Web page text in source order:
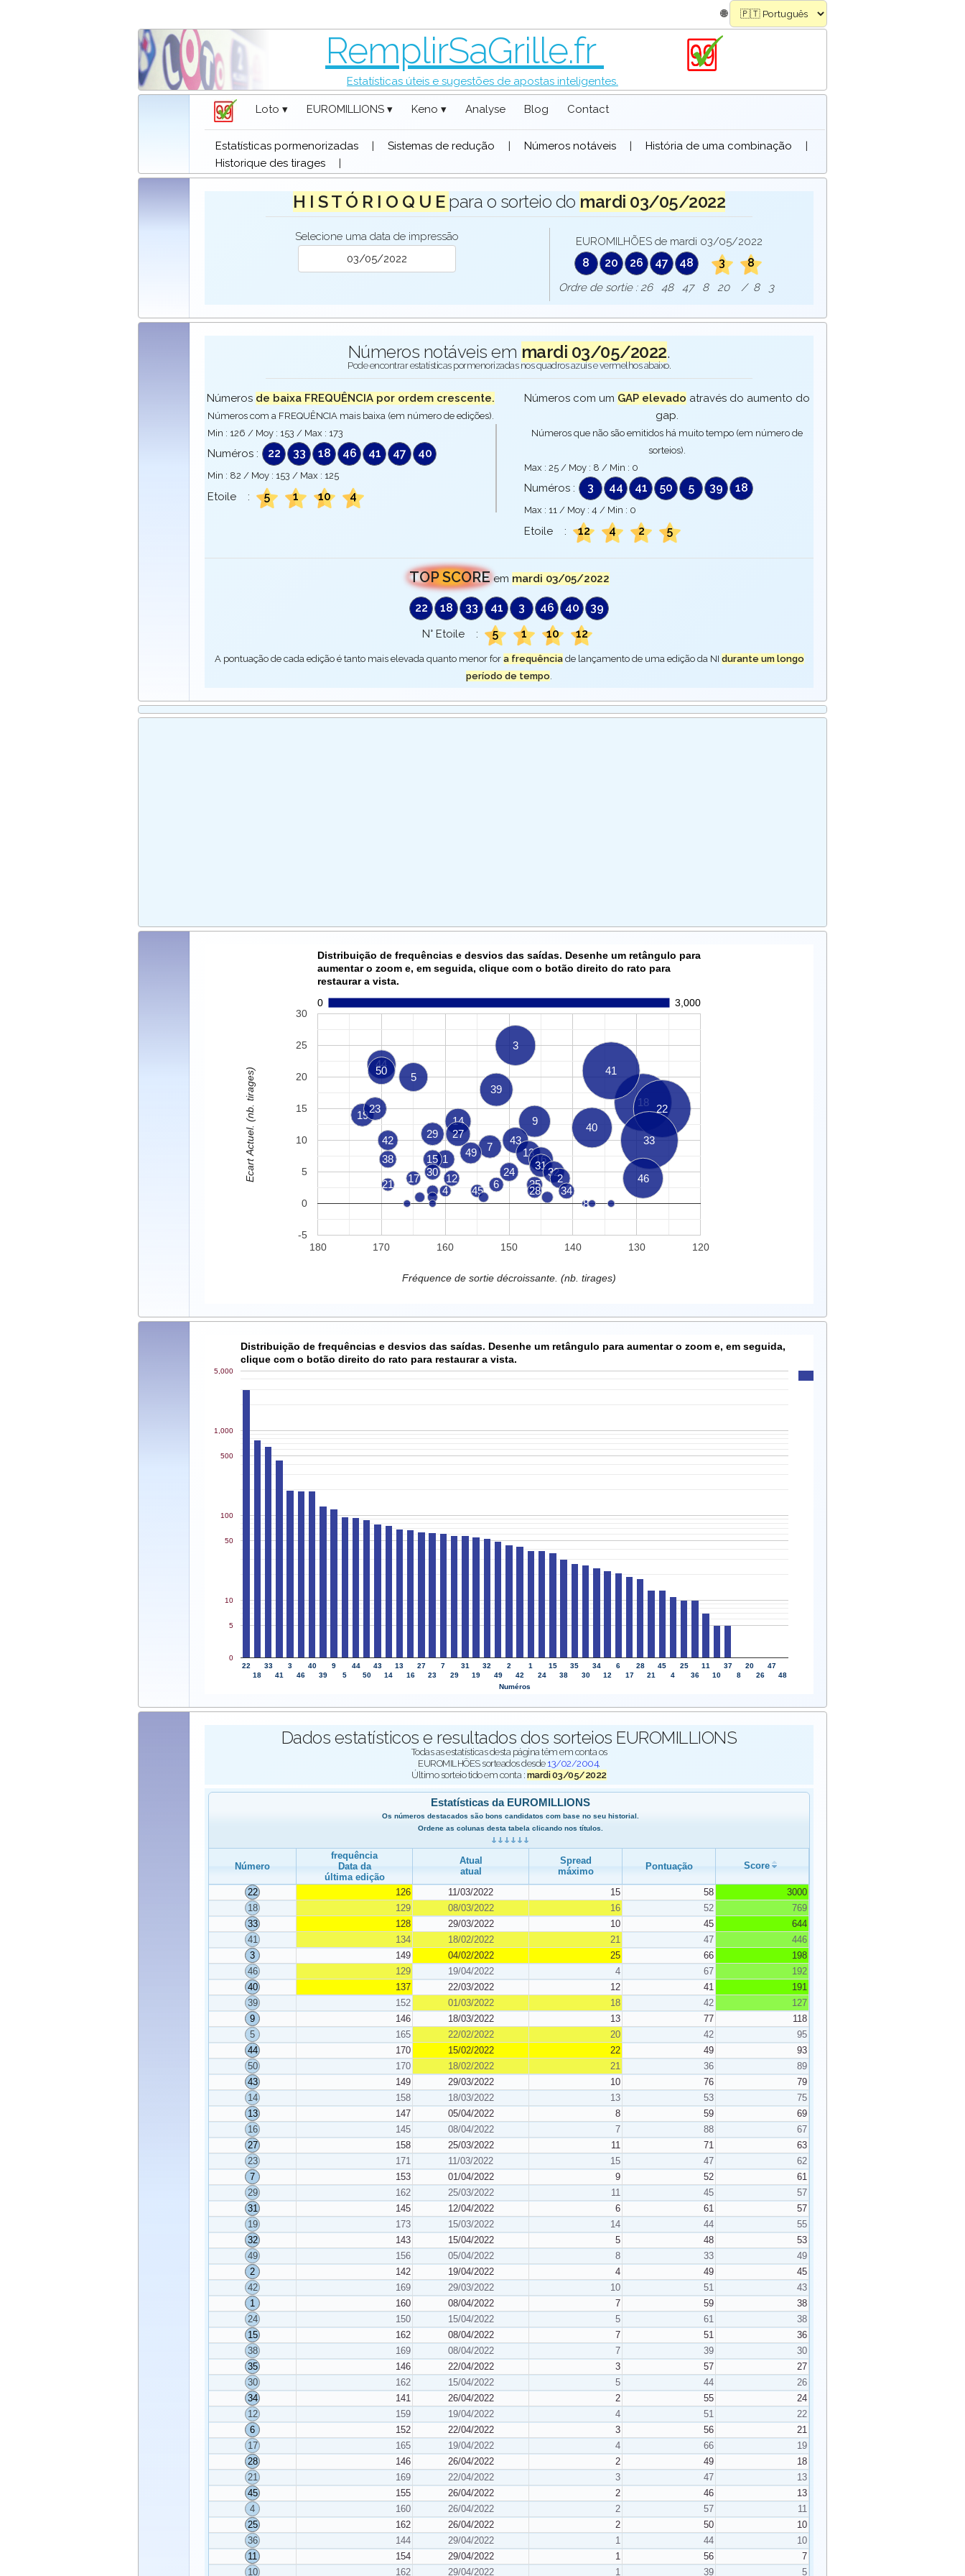
🌐
RemplirSaGrille.fr
Estatísticas úteis e sugestões de apostas inteligentes.
Loto ▾ EUROMILLIONS ▾ Keno ▾ Analyse Blog Contact
Estatísticas pormenorizadas | Sistemas de redução | Números notáveis | História de uma combinação
|
Historique des tirages
|
H I S T Ó R I O Q U E para o sorteio do mardi 03/05/2022
Selecione uma data de impressão EUROMILHÕES de mardi 03/05/2022
8 20 26 47 48 3 8
Ordre de sortie : 26 48 47 8 20 / 8 3
Números notáveis em mardi 03/05/2022.
Pode encontrar estatísticas pormenorizadas nos quadros azuis e vermelhos abaixo.
Números de baixa FREQUÊNCIA por ordem crescente.
Números com a FREQUÊNCIA mais baixa (em número de edições).
Min : 126 / Moy : 153 / Max : 173
Numéros : 22 33 18 46 41 47 40
Min : 82 / Moy : 153 / Max : 125
Etoile : 5 1 10 4
Números com um GAP elevado através do aumento do
gap.
Números que não são emitidos há muito tempo (em número de
sorteios).
Max : 25 / Moy : 8 / Min : 0
Numéros : 3 44 41 50 5 39 18
Max : 11 / Moy : 4 / Min : 0
Etoile : 12 4 2 5
TOP SCORE em mardi 03/05/2022
22 18 33 41 3 46 40 39
N° Etoile : 5 1 10 12
A pontuação de cada edição é tanto mais elevada quanto menor for a frequênciade lançamento de uma edição da NI durante um longo
período de tempo.
Distribuição de frequências e desvios das saídas. Desenhe um retângulo para
aumentar o zoom e, em seguida, clique com o botão direito do rato para
restaurar a vista.
0
3,000
18
22
33
41
3
40
46
39
9
5
44
50
14
43
13
16
27
7
19
23
29
31
32
49
2
42
1
15
24
38
12
30
34
35
6
17
28
21
45
4
8
180 170 160 150 140 130 120
-5
0
5
10
15
20
25
30
Fréquence de sortie décroissante. (nb. tirages)
Ecart Actuel. (nb. tirages)
Distribuição de frequências e desvios das saídas. Desenhe um retângulo para aumentar o zoom e, em seguida,
clique com o botão direito do rato para restaurar a vista.
22
18
33
41
3
46
40
39
9
5
44
50
43
14
13
16
27
23
7
29
31
19
32
49
2
42
1
24
15
38
35
30
34
12
6
17
28
21
45
4
25
36
11
10
37
8
20
26
47
48
0
5
10
50
100
500
1,000
5,000
Numéros
Dados estatísticos e resultados dos sorteios EUROMILLIONS
Todas as estatísticas desta página têm em conta os
EUROMILHÕES sorteados desde 13/02/2004.
Último sorteio tido em conta : mardi 03/05/2022
Estatísticas da EUROMILLIONS
Os números destacados são bons candidatos com base no seu historial.
Ordene as colunas desta tabela clicando nos títulos.
Número
frequência
Data da
última edição
Atual
atual
Spread
máximo
Pontuação Score
22 126 11/03/2022 15 58
3000
18
129 08/03/2022 16 52
769
33
128 29/03/2022 10 45
644
41
134 18/02/2022 21 47
446
3
149 04/02/2022 25 66
198
46
129 19/04/2022 4 67
192
40
137 22/03/2022 12 41
191
39
152 01/03/2022 18 42
127
9
146 18/03/2022 13 77
118
5
165 22/02/2022 20 42
95
44
170 15/02/2022 22 49
93
50
170 18/02/2022 21 36
89
43
149 29/03/2022 10 76
79
14
158 18/03/2022 13 53
75
13
147 05/04/2022 8 59
69
16
145 08/04/2022 7 88
67
27
158 25/03/2022 11 71
63
23
171 11/03/2022 15 47
62
7
153 01/04/2022 9 52
61
29
162 25/03/2022 11 45
57
31
145 12/04/2022 6 61
57
19
173 15/03/2022 14 44
55
32
143 15/04/2022 5 48
53
49
156 05/04/2022 8 33
49
2
142 19/04/2022 4 49
45
42
169 29/03/2022 10 51
43
1
160 08/04/2022 7 59
38
24
150 15/04/2022 5 61
38
15
162 08/04/2022 7 51
36
38
169 08/04/2022 7 39
30
35
146 22/04/2022 3 57
27
30
162 15/04/2022 5 44
26
34
141 26/04/2022 2 55
24
12
159 19/04/2022 4 51
22
6
152 22/04/2022 3 56
21
17
165 19/04/2022 4 66
19
28
146 26/04/2022 2 49
18
21
169 22/04/2022 3 47
13
45
155 26/04/2022 2 46
13
4
160 26/04/2022 2 57
11
25
162 26/04/2022 2 50
10
36
144 29/04/2022 1 44
10
11
154 29/04/2022 1 56
7
10
162 29/04/2022 1 39 5